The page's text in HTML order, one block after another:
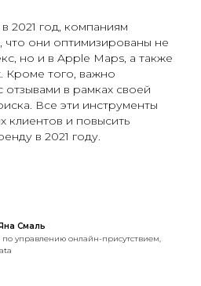
2021 год, компаниям
что они оптимизированы не
но и в Apple Maps, а также
Кроме того, важно
отзывами в рамках своей
Все эти инструменты
клиентов и повысить
в 2021 году.
Смаль
по управлению онлайн-присутствием,